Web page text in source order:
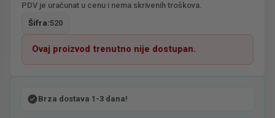
PDV je uračunat u cenu i nema skrivenih troškova.
Šifra:520
Ovaj proizvod trenutno nije dostupan.
Brza dostava 1-3 dana!